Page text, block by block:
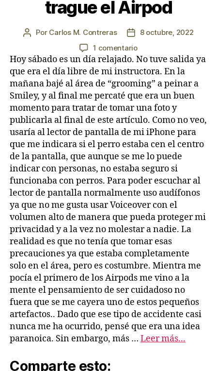
trague el Airpod
Autor
entrada
Por Carlos M. Contreras
Fecha
de
la
entrada
8 octubre, 2022
1 comentarioen
Día
13:
Espero
se
trague
el
Airpod
Hoy sábado es un día relajado. No tuve salida ya
que era el día libre de mi instructora. En la
mañana bajé al área de “grooming” a peinar a
Smiley, y al final me percaté que era un buen
momento para tratar de tomar una foto y
publicarla al final de este artículo. Como no veo,
usaría al lector de pantalla de mi iPhone para
que me indicara si el perro estaba cen el centro
de la pantalla, que aunque se me lo puede
indicar con personas, no estaba seguro si
funcionaba con perros. Para poder escuchar al
lector de pantalla normalmente uso audífonos
ya que no me gusta usar Voiceover con el
volumen alto de manera que pueda proteger mi
privacidad y a la vez no molestar a nadie. La
realidad es que no tenía que tomar esas
precauciones ya que estaba completamente
solo en el área, pero es costumbre. Mientra me
pocía el primero de los Airpods me vino a la
mente el pensamiento de ser cuidadoso no
fuera que se me cayera uno de estos pequeños
artefactos.. Dado que ese tipo de accidente casi
nunca me ha ocurrido, pensé que era una idea
paranoica. Sin embargo, más … Leer más...
Comparte esto: